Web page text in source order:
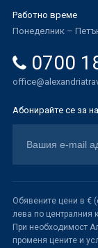
Работно време
Понеделник –
0700
Абонирайте се за
Обявените цени в €
лева по централния
При необходимост
променя цените и